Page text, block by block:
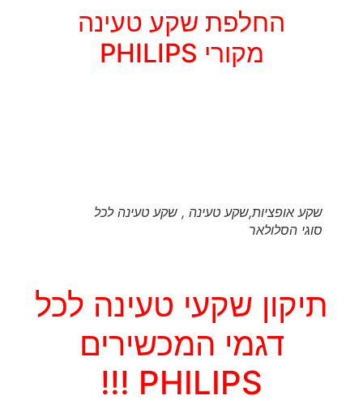
החלפת שקע טעינה
מקורי PHILIPS
שקע אופציות,שקע טעינה , שקע טעינה לכל
סוגי הסלולאר
תיקון שקעי טעינה לכל
דגמי המכשירים
PHILIPS !!!